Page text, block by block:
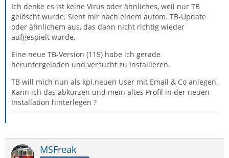
Ich denke es ist keine Virus oder ähnliches, weil nur TB
gelöscht wurde. Sieht mir nach einem autom. TB-Update
oder ähnlichem aus, das dann nicht richtig wieder
aufgespielt wurde.
Eine neue TB-Version (115) habe ich gerade
heruntergeladen und versucht zu installieren.
TB will mich nun als kpl.neuen User mit Email & Co anlegen.
Kann ich das abkürzen und mein altes Profil in der neuen
Installation hinterlegen ?
MSFreak